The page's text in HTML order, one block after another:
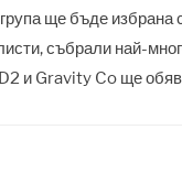
ще бъде
събрали най-
и Gravity Co ще